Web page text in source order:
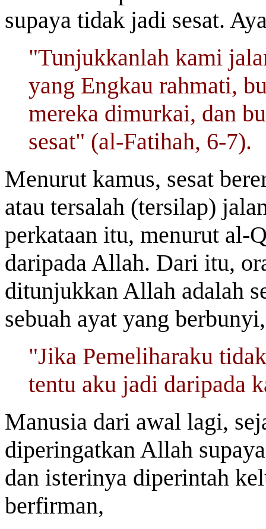
supaya tidak jadi sesat.
"Tunjukkanlah kami
yang Engkau rahmati,
mereka dimurkai, dan
sesat" (al-Fatihah, 6-7).
Menurut kamus, sesat
atau tersalah (tersilap)
perkataan itu, menurut al-
daripada Allah. Dari itu,
ditunjukkan Allah adalah
sebuah ayat yang
"Jika Pemeliharaku
tentu aku jadi daripada
Manusia dari awal lagi,
diperingatkan Allah
dan isterinya diperintah
berfirman,